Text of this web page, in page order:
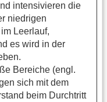
intensivieren die
niedrigen
Leerlauf,
es wird in der
Bereiche (engl.
sich mit dem
beim Durchtritt